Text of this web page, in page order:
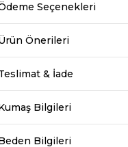
Seçenekleri
Önerileri
& İade
Bilgileri
Bilgileri